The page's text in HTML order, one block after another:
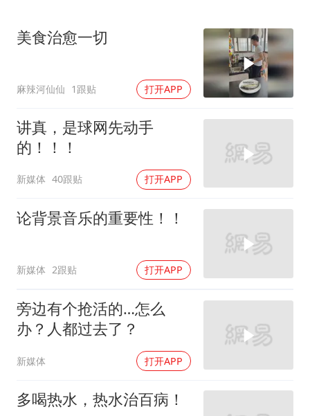
老挝国会主席赛宋蓬逝世
购飞机票7分钟后退票被扣2022元
乐享全民健身 共筑健康中国
美食治愈一切
麻辣河仙仙 1跟贴 打开APP
讲真，是球网先动手
的！！！
新媒体 40跟贴 打开APP
论背景音乐的重要性！！
新媒体 2跟贴 打开APP
旁边有个抢活的…怎么
办？人都过去了？
新媒体 打开APP
多喝热水，热水治百病！